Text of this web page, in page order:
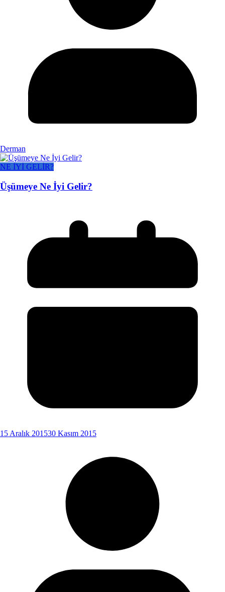
Derman
NE İYİ GELİR?
Üşümeye Ne İyi Gelir?
15 Aralık 201530 Kasım 2015